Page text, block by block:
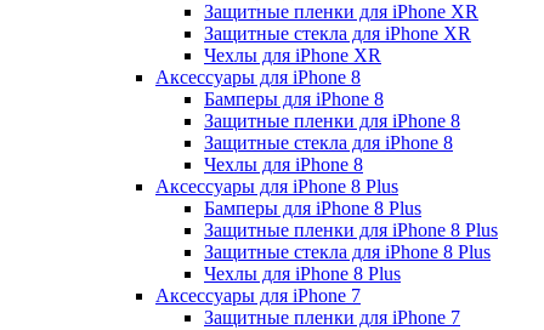
Защитные пленки для iPhone XR
Защитные стекла для iPhone XR
Чехлы для iPhone XR
Аксессуары для iPhone 8
Бамперы для iPhone 8
Защитные пленки для iPhone 8
Защитные стекла для iPhone 8
Чехлы для iPhone 8
Аксессуары для iPhone 8 Plus
Бамперы для iPhone 8 Plus
Защитные пленки для iPhone 8 Plus
Защитные стекла для iPhone 8 Plus
Чехлы для iPhone 8 Plus
Аксессуары для iPhone 7
Защитные пленки для iPhone 7